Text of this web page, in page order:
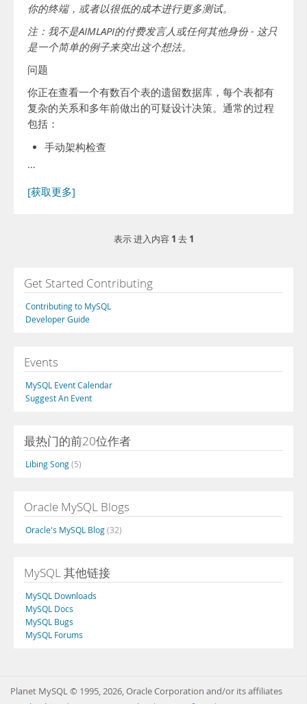
你的终端，或者以很低的成本进行更多测试。
注：我不是AIMLAPI的付费发言人或任何其他身份 - 这只
是一个简单的例子来突出这个想法。
问题
你正在查看一个有数百个表的遗留数据库，每个表都有
复杂的关系和多年前做出的可疑设计决策。通常的过程
包括：
手动架构检查
…
[获取更多]
表示 进入内容 1 去 1
Get Started Contributing
Contributing to MySQL
Developer Guide
Events
MySQL Event Calendar
Suggest An Event
最热门的前20位作者
Libing Song(5)
Oracle MySQL Blogs
Oracle's MySQL Blog(32)
MySQL 其他链接
MySQL Downloads
MySQL Docs
MySQL Bugs
MySQL Forums
Planet MySQL © 1995, 2026, Oracle Corporation and/or its affiliates